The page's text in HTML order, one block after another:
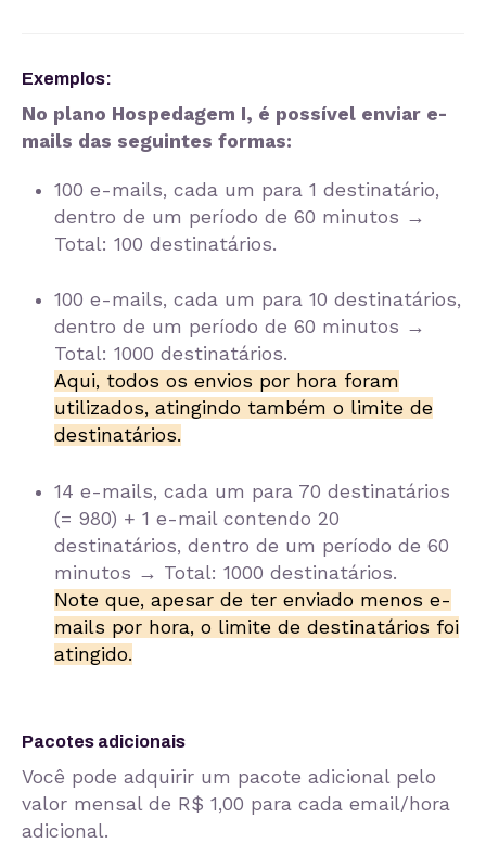
Exemplos:
No plano Hospedagem I, é possível enviar e-
mails das seguintes formas:
100 e-mails, cada um para 1 destinatário,
dentro de um período de 60 minutos →
Total: 100 destinatários.
100 e-mails, cada um para 10 destinatários,
dentro de um período de 60 minutos →
Total: 1000 destinatários.
Aqui, todos os envios por hora foram
utilizados, atingindo também o limite de
destinatários.
14 e-mails, cada um para 70 destinatários
(= 980) + 1 e-mail contendo 20
destinatários, dentro de um período de 60
minutos → Total: 1000 destinatários.
Note que, apesar de ter enviado menos e-
mails por hora, o limite de destinatários foi
atingido.
Pacotes adicionais
Você pode adquirir um pacote adicional pelo
valor mensal de R$ 1,00 para cada email/hora
adicional.